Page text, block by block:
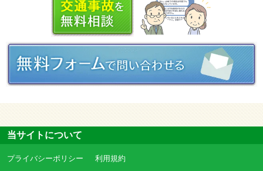
当サイトについて
プライバシーポリシー 利用規約